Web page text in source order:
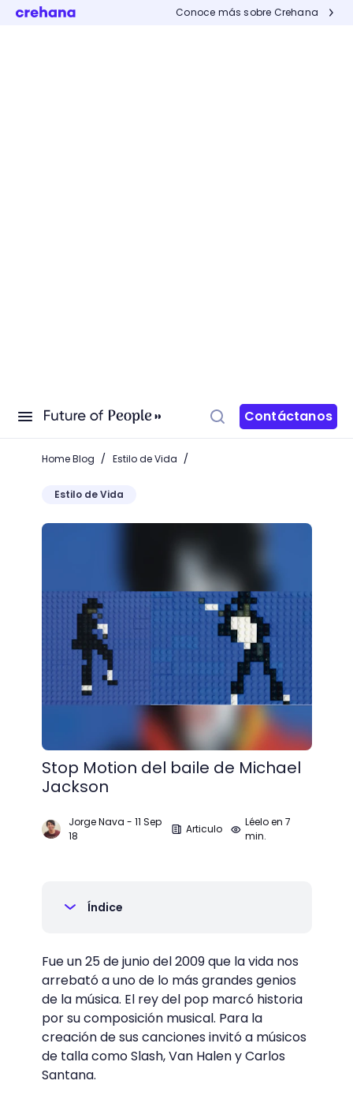
Conoce más sobre Crehana
Contáctanos
Home Blog / Estilo de Vida /
Estilo de Vida
Stop Motion del baile de Michael Jackson
Stop Motion del baile de Michael
Jackson
Jorge Nava - 11 Sep
18
Articulo
Léelo en 7
min.
Índice
Fue un 25 de junio del 2009 que la vida nos
arrebató a uno de lo más grandes genios
de la música. El rey del pop marcó historia
por su composición musical. Para la
creación de sus canciones invitó a músicos
de talla como Slash, Van Halen y Carlos
Santana.